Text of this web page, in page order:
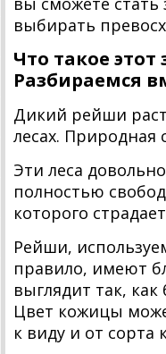
выбирать
Что такое
Разбираемся
Дикий рейши
лесах. Природная
Эти леса
полностью
которого
Рейши,
правило, имеют
выглядит так,
Цвет кожицы
к виду и от сорта